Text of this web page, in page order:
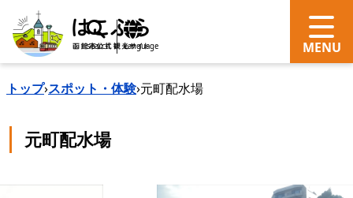
search Language
トップ›スポット・体験›元町配水場
元町配水場